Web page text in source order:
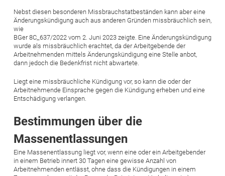
Nebst diesen besonderen Missbrauchstatbeständen kann aber eine
Änderungskündigung auch aus anderen Gründen missbräuchlich sein,
wie
BGer 8C_637/2022 vom 2. Juni 2023 zeigte. Eine Änderungskündigung
wurde als missbräuchlich erachtet, da der Arbeitgebende der
Arbeitnehmenden mittels Änderungskündigung eine Stelle anbot,
dann jedoch die Bedenkfrist nicht abwartete.
Liegt eine missbräuchliche Kündigung vor, so kann die oder der
Arbeitnehmende ­Einsprache gegen die Kündigung erheben und eine
Entschädigung verlangen.
Bestimmungen über die
Massenentlassungen
Eine Massenentlassung liegt vor, wenn eine oder ein Arbeitgebender
in einem Betrieb innert 30 Tagen eine gewisse Anzahl von
Arbeitnehmenden entlässt, ohne dass die Kündigungen in einem